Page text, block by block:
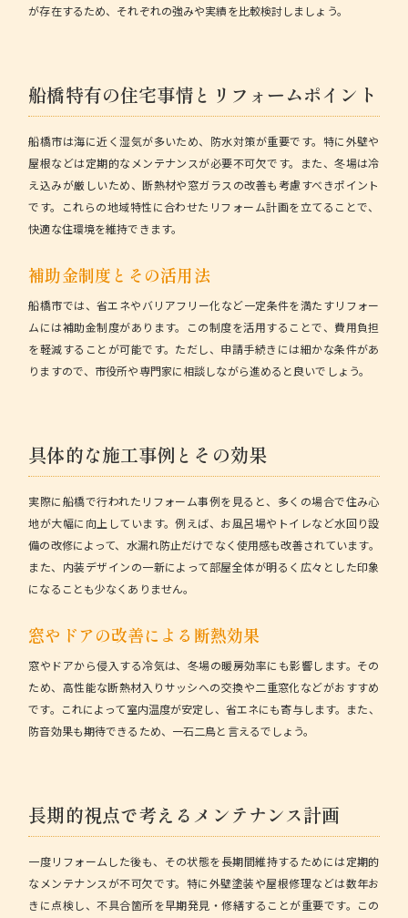
が存在するため、それぞれの強みや実績を比較検討しましょう。
船橋特有の住宅事情とリフォームポイント
船橋市は海に近く湿気が多いため、防水対策が重要です。特に外壁や
屋根などは定期的なメンテナンスが必要不可欠です。また、冬場は冷
え込みが厳しいため、断熱材や窓ガラスの改善も考慮すべきポイント
です。これらの地域特性に合わせたリフォーム計画を立てることで、
快適な住環境を維持できます。
補助金制度とその活用法
船橋市では、省エネやバリアフリー化など一定条件を満たすリフォー
ムには補助金制度があります。この制度を活用することで、 費用負担
を軽減することが可能です。ただし、申請手続きには細かな条件があ
りますので、市役所や専門家に相談しながら進めると良いでしょう。
具体的な施工事例とその効果
実際に船橋で行われたリフォーム事例を見ると、多くの場合で住み心
地が大幅に向上しています。例えば、お風呂場やトイレなど水回り設
備の改修によって、水漏れ防止だけでなく使用感も改善されています。
また、内装デザインの一新によって部屋全体が明るく広々とした印象
になることも少なくありません。
窓やドアの改善による断熱効果
窓やドアから侵入する冷気は、冬場の暖房効率にも影響します。その
ため、高性能な断熱材入りサッシへの交換や二重窓化などがおすすめ
です。これによって室内温度が安定し、省エネにも寄与します。また、
防音効果も期待できるため、一石二鳥と言えるでしょう。
長期的視点で考えるメンテナンス計画
一度リフォームした後も、その状態を長期間維持するためには定期的
なメンテナンスが不可欠です。特に外壁塗装や屋根修理などは数年お
きに点検し、不具合箇所を早期発見・修繕することが重要です。この